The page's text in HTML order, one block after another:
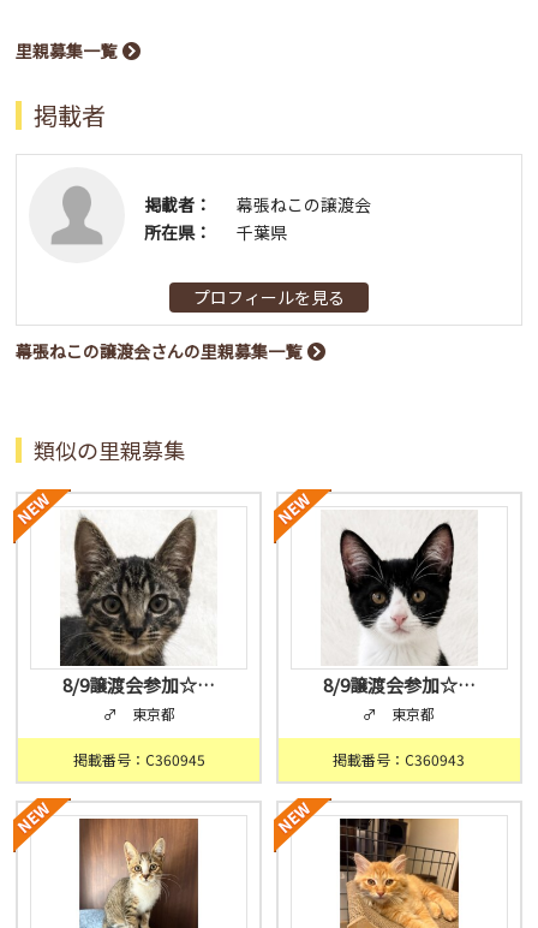
里親募集一覧
掲載者
掲載者：
幕張ねこの譲渡会
所在県：
千葉県
プロフィールを見る
幕張ねこの譲渡会さんの里親募集一覧
類似の里親募集
8/9譲渡会参加☆…
♂ 東京都
掲載番号：C360945
8/9譲渡会参加☆…
♂ 東京都
掲載番号：C360943